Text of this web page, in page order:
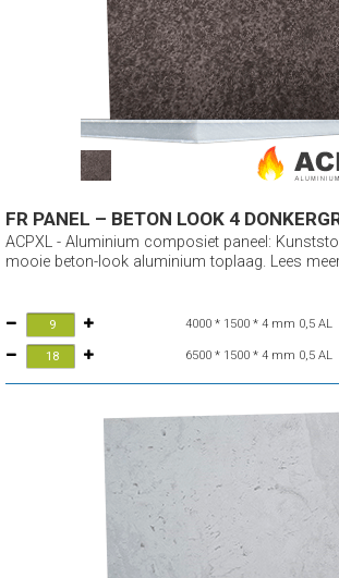
FR PANEL – BETON LOOK 4
ACPXL - Aluminium composiet paneel:
mooie beton-look aluminium toplaag. Lees
4000 * 1500 * 4 mm 0,5 AL
6500 * 1500 * 4 mm 0,5 AL